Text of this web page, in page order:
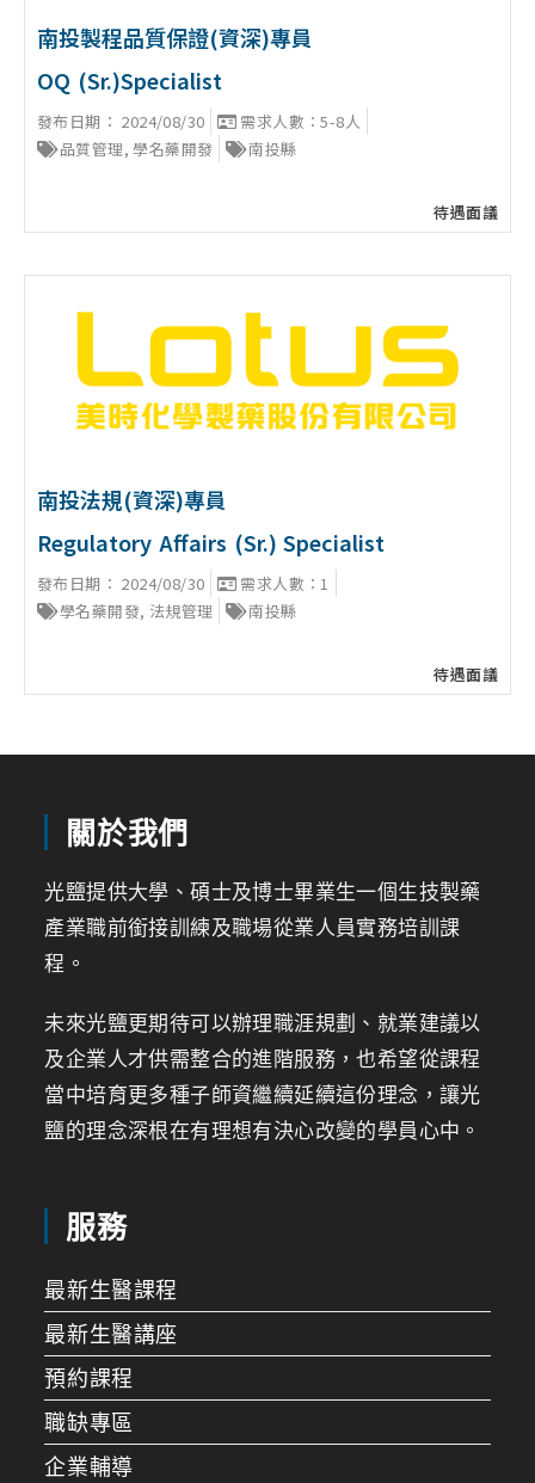
南投製程品質保證(資深)專員
OQ (Sr.)Specialist
發布日期： 2024/08/30
需求人數：5-8人
品質管理,學名藥開發 南投縣
待遇面議
南投法規(資深)專員
Regulatory Affairs (Sr.) Specialist
發布日期： 2024/08/30
需求人數：1
學名藥開發, 法規管理 南投縣
待遇面議
關於我們
光鹽提供大學、碩士及博士畢業生一個生技製藥
產業職前銜接訓練及職場從業人員實務培訓課
程。
未來光鹽更期待可以辦理職涯規劃、就業建議以
及企業人才供需整合的進階服務，也希望從課程
當中培育更多種子師資繼續延續這份理念，讓光
鹽的理念深根在有理想有決心改變的學員心中。
服務
最新生醫課程
最新生醫講座
預約課程
職缺專區
企業輔導